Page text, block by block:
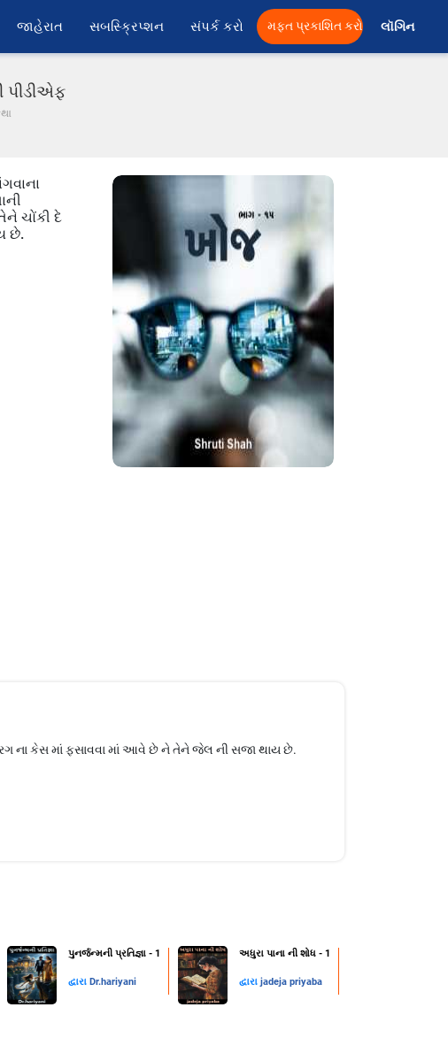
જાહેરાત સબસ્ક્રિપ્શન સંપર્ક કરો મફત પ્રકાશિત કરો લૉગિન
પીડીએફ
ચોંકી દે
છે.
ના કેસ માં ફસાવવા માં આવે છે ને તેને જેલ ની સજા થાય છે.
પુનર્જન્મની પ્રતિજ્ઞા - 1
દ્વારા Dr.hariyani
અધુરા પાના ની શોધ - 1
દ્વારા jadeja priyaba